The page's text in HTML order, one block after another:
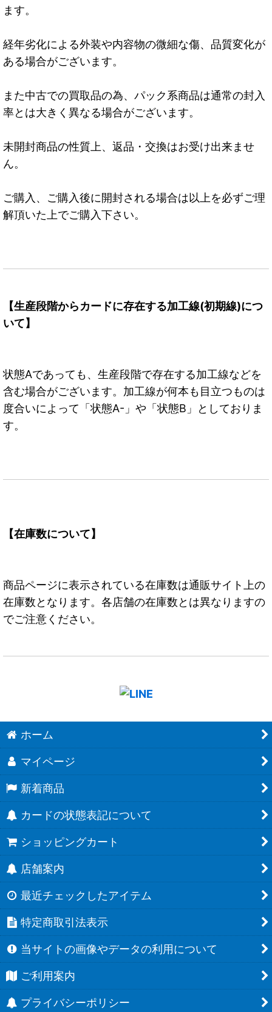
ます。
経年劣化による外装や内容物の微細な傷、品質変化が
ある場合がございます。
また中古での買取品の為、パック系商品は通常の封入
率とは大きく異なる場合がございます。
未開封商品の性質上、返品・交換はお受け出来ませ
ん。
ご購入、ご購入後に開封される場合は以上を必ずご理
解頂いた上でご購入下さい。
【生産段階からカードに存在する加工線(初期線)につ
いて】
状態Aであっても、生産段階で存在する加工線などを
含む場合がございます。加工線が何本も目立つものは
度合いによって「状態A-」や「状態B」としておりま
す。
【在庫数について】
商品ページに表示されている在庫数は通販サイト上の
在庫数となります。各店舗の在庫数とは異なりますの
でご注意ください。
ホーム
マイページ
新着商品
カードの状態表記について
ショッピングカート
店舗案内
最近チェックしたアイテム
特定商取引法表示
当サイトの画像やデータの利用について
ご利用案内
プライバシーポリシー